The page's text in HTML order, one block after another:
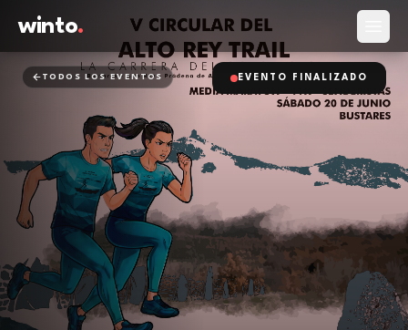
winto.
TODOS LOS EVENTOS EVENTO FINALIZADO